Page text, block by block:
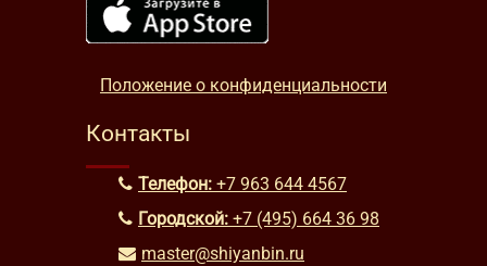
Положение о конфиденциальности
Контакты
Телефон: +7 963 644 4567
Городской: +7 (495) 664 36 98
master@shiyanbin.ru